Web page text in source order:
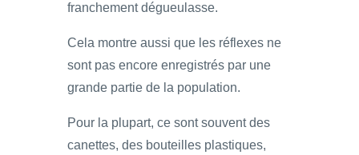
franchement dégueulasse.
Cela montre aussi que les réflexes ne
sont pas encore enregistrés par une
grande partie de la population.
Pour la plupart, ce sont souvent des
canettes, des bouteilles plastiques,